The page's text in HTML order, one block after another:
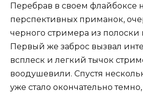
Перебрав в своем флайбоксе
перспективных приманок,
черного стримера из полоски
Первый же заброс вызвал
всплеск и легкий тычок
воодушевили. Спустя
уже стало окончательно